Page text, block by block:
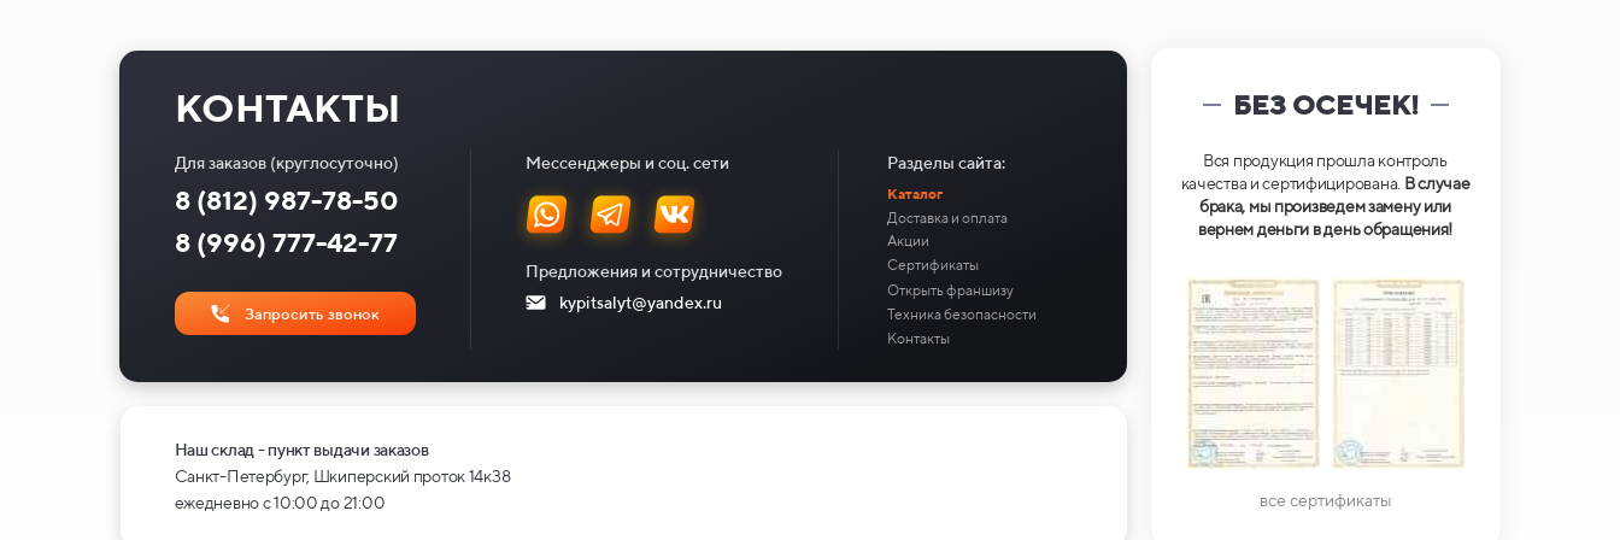
БЕЗ ОСЕЧЕК!
Вся продукция прошла контроль
качества и сертифицирована. В случае
брака, мы произведем замену или
вернем деньги в день обращения!
все сертификаты
КОНТАКТЫ
Для заказов (круглосуточно)
8 (996) 777-42-77
8 (812) 987-78-50
Запросить звонок
Мессенджеры и соц. сети
Предложения и сотрудничество
kypitsalyt@yandex.ru
Разделы сайта:
Наш склад - пункт выдачи заказов
Санкт-Петербург, Шкиперский проток 14к38
ежедневно с 10:00 до 21:00
Каталог
Техника безопасности
Доставка и оплата
Акции
Сертификаты
Открыть франшизу
Контакты